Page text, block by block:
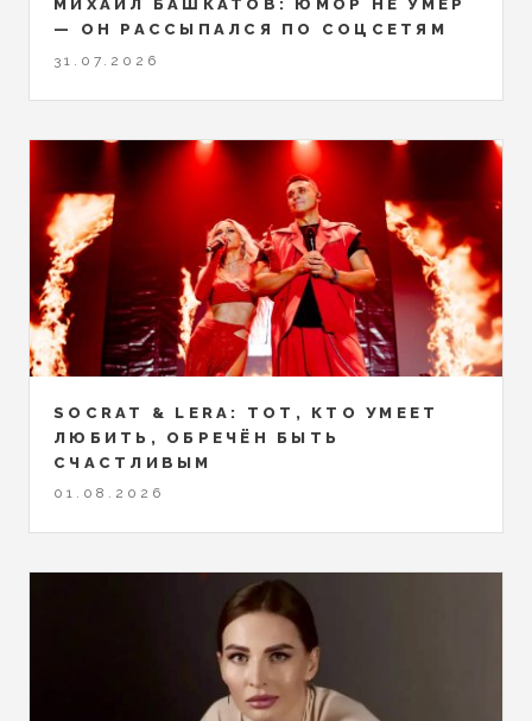
МИХАИЛ БАШКАТОВ: ЮМОР НЕ УМЕР
— ОН РАССЫПАЛСЯ ПО СОЦСЕТЯМ
31.07.2026
SOCRAT & LERA: ТОТ, КТО УМЕЕТ
ЛЮБИТЬ, ОБРЕЧЁН БЫТЬ
СЧАСТЛИВЫМ
01.08.2026